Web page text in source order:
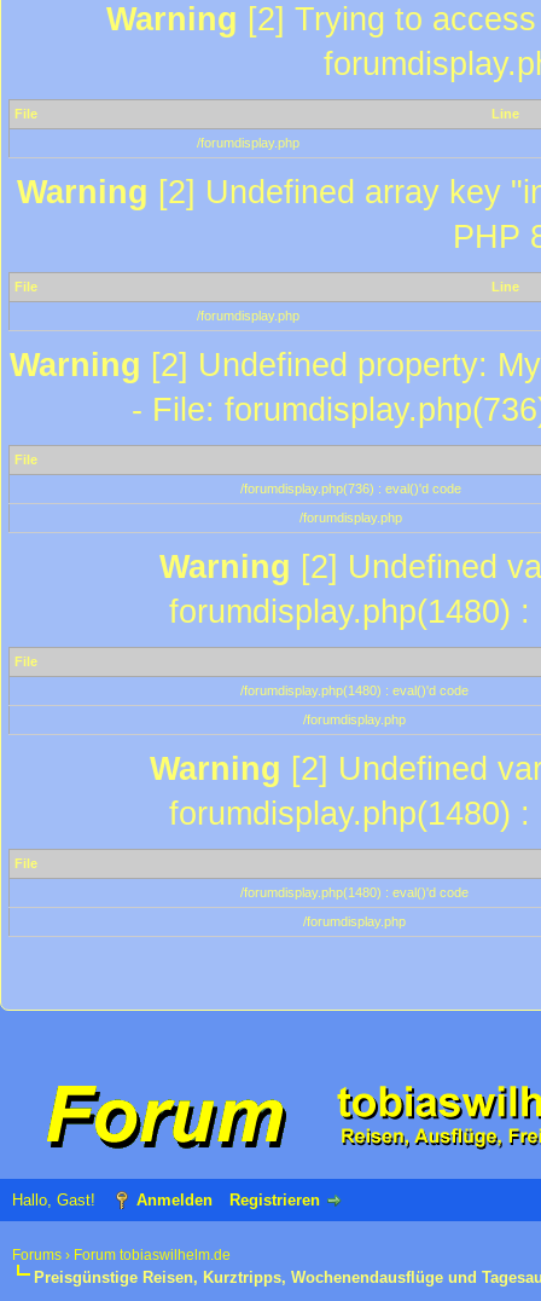
Warning [2] Trying to
File
Line
/forumdisplay.php
Warning [2] Undefined array key
PHP
File
Line
/forumdisplay.php
Warning [2] Undefined property:
- File:
File
/forumdisplay.php(736) : eval()'d code
/forumdisplay.php
Warning [2] Undefined
forumdisplay.php(1480)
File
/forumdisplay.php(1480) : eval()'d code
/forumdisplay.php
Warning [2] Undefined
forumdisplay.php(1480)
File
/forumdisplay.php(1480) : eval()'d code
/forumdisplay.php
Hallo, Gast! Anmelden Registrieren
Forums › Forum tobiaswilhelm.de
Preisgünstige Reisen, Kurztripps, Wochenendausflüge und